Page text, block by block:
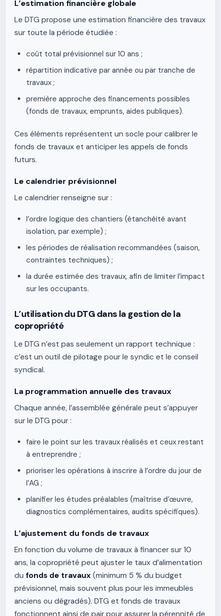
L’estimation financière globale
Le DTG propose une estimation financière des travaux
sur toute la période étudiée :
coût total prévisionnel sur 10 ans ;
répartition indicative par année ou par tranche de
travaux ;
première approche des financements possibles
(fonds de travaux, emprunts, aides publiques).
Ces éléments représentent un socle pour calibrer le
fonds de travaux et anticiper les appels de fonds
futurs.
Le calendrier prévisionnel
Le calendrier renseigne sur :
l’ordre logique des chantiers (étanchéité avant
isolation, par exemple) ;
les périodes de réalisation recommandées (saison,
contraintes techniques) ;
la durée estimée des travaux, afin de limiter l’impact
sur les occupants.
L’utilisation du DTG dans la gestion de la
copropriété
Le DTG n’est pas seulement un rapport technique :
c’est un outil de pilotage pour le syndic et le conseil
syndical.
La programmation annuelle des travaux
Chaque année, l’assemblée générale peut s’appuyer
sur le DTG pour :
faire le point sur les travaux réalisés et ceux restant
à entreprendre ;
prioriser les opérations à inscrire à l’ordre du jour de
l’AG ;
planifier les études préalables (maîtrise d’œuvre,
diagnostics complémentaires, audits spécifiques).
L’ajustement du fonds de travaux
En fonction du volume de travaux à financer sur 10
ans, la copropriété peut ajuster le taux d’alimentation
du fonds de travaux (minimum 5 % du budget
prévisionnel, mais souvent plus pour les immeubles
anciens ou dégradés). DTG et fonds de travaux
fonctionnent ainsi de pair pour assurer la pérennité de